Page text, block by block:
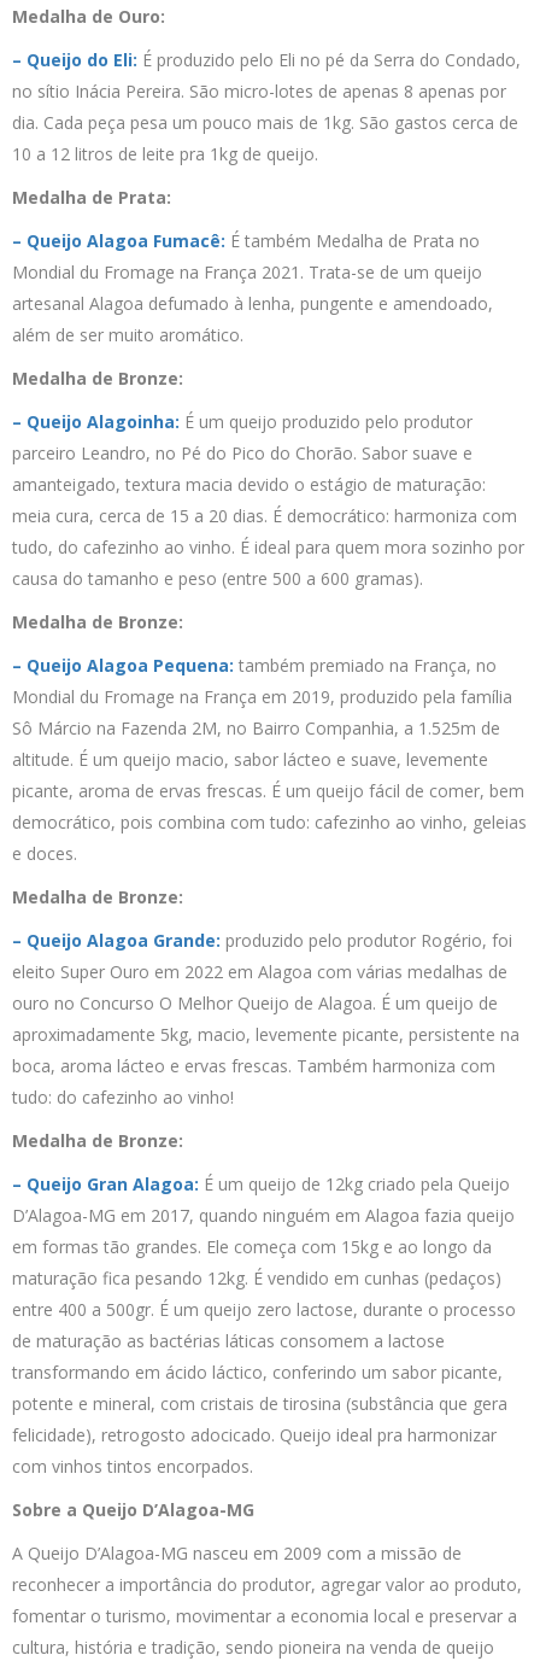
Medalha de Ouro:
– Queijo do Eli: É produzido pelo Eli no pé da Serra do Condado,
no sítio Inácia Pereira. São micro-lotes de apenas 8 apenas por
dia. Cada peça pesa um pouco mais de 1kg. São gastos cerca de
10 a 12 litros de leite pra 1kg de queijo.
Medalha de Prata:
– Queijo Alagoa Fumacê: É também Medalha de Prata no
Mondial du Fromage na França 2021. Trata-se de um queijo
artesanal Alagoa defumado à lenha, pungente e amendoado,
além de ser muito aromático.
Medalha de Bronze:
– Queijo Alagoinha: É um queijo produzido pelo produtor
parceiro Leandro, no Pé do Pico do Chorão. Sabor suave e
amanteigado, textura macia devido o estágio de maturação:
meia cura, cerca de 15 a 20 dias. É democrático: harmoniza com
tudo, do cafezinho ao vinho. É ideal para quem mora sozinho por
causa do tamanho e peso (entre 500 a 600 gramas).
Medalha de Bronze:
– Queijo Alagoa Pequena: também premiado na França, no
Mondial du Fromage na França em 2019, produzido pela família
Sô Márcio na Fazenda 2M, no Bairro Companhia, a 1.525m de
altitude. É um queijo macio, sabor lácteo e suave, levemente
picante, aroma de ervas frescas. É um queijo fácil de comer, bem
democrático, pois combina com tudo: cafezinho ao vinho, geleias
e doces.
Medalha de Bronze:
– Queijo Alagoa Grande: produzido pelo produtor Rogério, foi
eleito Super Ouro em 2022 em Alagoa com várias medalhas de
ouro no Concurso O Melhor Queijo de Alagoa. É um queijo de
aproximadamente 5kg, macio, levemente picante, persistente na
boca, aroma lácteo e ervas frescas. Também harmoniza com
tudo: do cafezinho ao vinho!
Medalha de Bronze:
– Queijo Gran Alagoa: É um queijo de 12kg criado pela Queijo
D’Alagoa-MG em 2017, quando ninguém em Alagoa fazia queijo
em formas tão grandes. Ele começa com 15kg e ao longo da
maturação fica pesando 12kg. É vendido em cunhas (pedaços)
entre 400 a 500gr. É um queijo zero lactose, durante o processo
de maturação as bactérias láticas consomem a lactose
transformando em ácido láctico, conferindo um sabor picante,
potente e mineral, com cristais de tirosina (substância que gera
felicidade), retrogosto adocicado. Queijo ideal pra harmonizar
com vinhos tintos encorpados.
Sobre a Queijo D’Alagoa-MG
A Queijo D’Alagoa-MG nasceu em 2009 com a missão de
reconhecer a importância do produtor, agregar valor ao produto,
fomentar o turismo, movimentar a economia local e preservar a
cultura, história e tradição, sendo pioneira na venda de queijo